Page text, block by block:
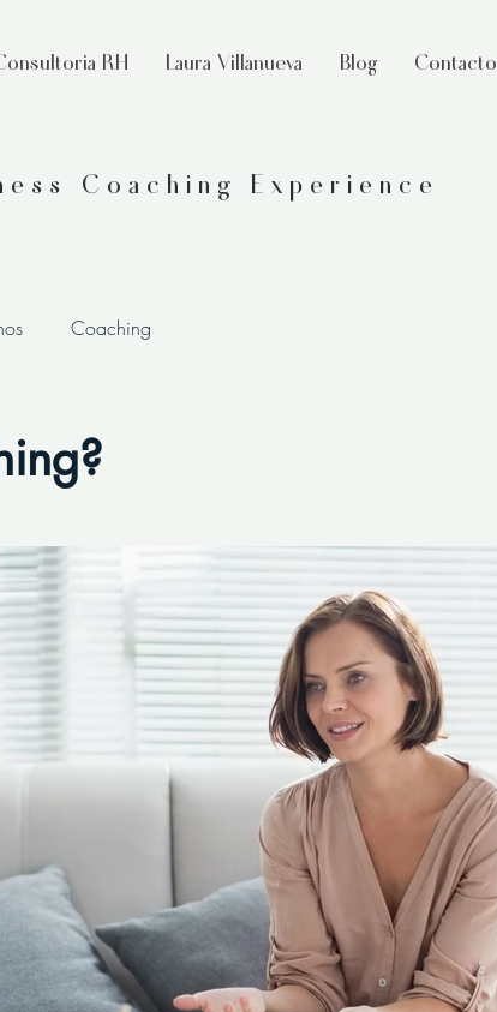
RH Laura Villanueva Blog Contacto
Coaching Experience
Coaching